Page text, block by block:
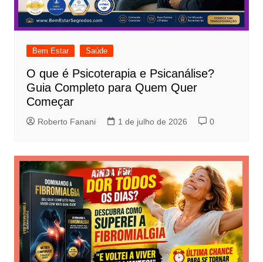
Bem Estar Saúde
O que é Psicoterapia e Psicanálise?
Guia Completo para Quem Quer
Começar
Roberto Fanani 1 de julho de 2026 0